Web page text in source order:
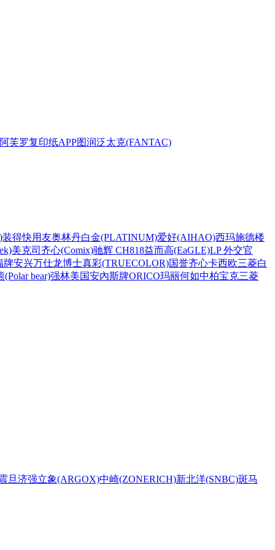
阿芙罗复印纸APP图润泛太克(FANTAC)
装得快用友奥林丹白金(PLATINUM)爱好(AIHAO)西玛施德楼
美克司 齐心(Comix)驰辉 CH818益而高(EaGLE)LP 外交官
牌安兴万仕龙博士真彩(TRUECOLOR)国誉齐心卡西欧三菱白
(Polar bear)强林美国安內斯牌ORICO玛丽何如中柏宝克三菱
旦济强立象(ARGOX)中崎(ZONERICH)新北洋(SNBC)斑马